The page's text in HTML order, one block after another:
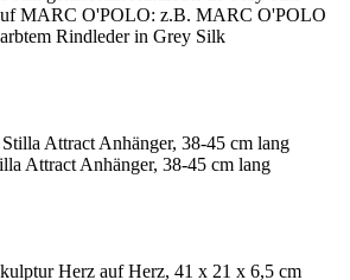
MARC O'POLO: z.B. MARC O'POLO
Rindleder in Grey Silk
Attract Anhänger, 38-45 cm lang